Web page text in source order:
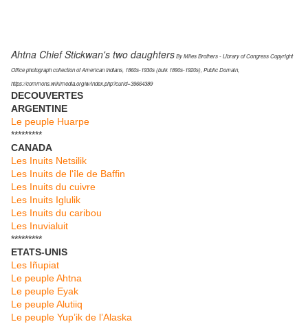
Ahtna Chief Stickwan's two daughtersBy Miles Brothers - Library of Congress Copyright
Office photograph collection of American Indians, 1860s-1930s (bulk 1890s-1920s), Public Domain,
https://commons.wikimedia.org/w/index.php?curid=39664389
DECOUVERTES
ARGENTINE
Le peuple Huarpe
*********
CANADA
Les Inuits Netsilik
Les Inuits de l'île de Baffin
Les Inuits du cuivre
Les Inuits Iglulik
Les Inuits du caribou
Les Inuvialuit
*********
ETATS-UNIS
Les Iñupiat
Le peuple Ahtna
Le peuple Eyak
Le peuple Alutiiq
Le peuple Yup’ik de l’Alaska